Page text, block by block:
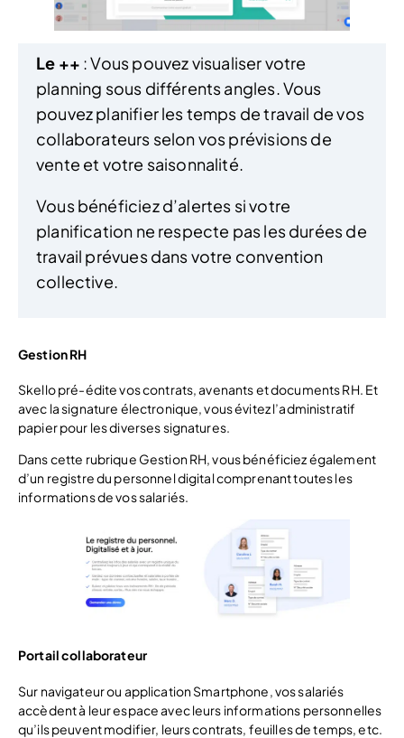
Le ++ : Vous pouvez visualiser votre
planning sous différents angles. Vous
pouvez planifier les temps de travail de vos
collaborateurs selon vos prévisions de
vente et votre saisonnalité.
Vous bénéficiez d’alertes si votre
planification ne respecte pas les durées de
travail prévues dans votre convention
collective.
Gestion RH
Skello pré-édite vos contrats, avenants et documents RH. Et
avec la signature électronique, vous évitez l’administratif
papier pour les diverses signatures.
Dans cette rubrique Gestion RH, vous bénéficiez également
d’un registre du personnel digital comprenant toutes les
informations de vos salariés.
Portail collaborateur
Sur navigateur ou application Smartphone, vos salariés
accèdent à leur espace avec leurs informations personnelles
qu’ils peuvent modifier, leurs contrats, feuilles de temps, etc.